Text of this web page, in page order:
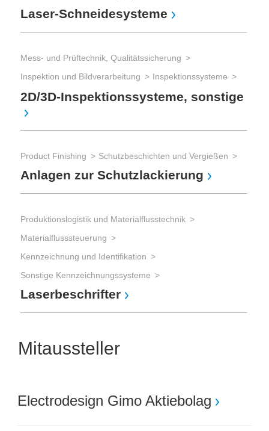
Laser-Schneidesysteme
Mess- und Prüftechnik, Qualitätssicherung
Inspektion und Bildverarbeitung
Inspektionssysteme
2D/3D-Inspektionssysteme, sonstige
Product Finishing Schutzbeschichten und Vergießen
Anlagen zur Schutzlackierung
Produktionslogistik und Materialflusstechnik
Materialflusssteuerung
Kennzeichnung und Identifikation
Sonstige Kennzeichnungssysteme
Laserbeschrifter
Mitaussteller
Electrodesign Gimo Aktiebolag